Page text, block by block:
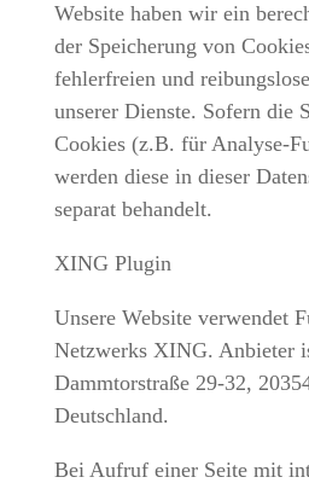
Website haben wir ein
der Speicherung von
fehlerfreien und
unserer Dienste. Sofern die
Cookies (z.B. für Analyse-
werden diese in dieser
separat behandelt.
XING Plugin
Unsere Website verwendet
Netzwerks XING. Anbieter
Dammtorstraße 29-32,
Deutschland.
Bei Aufruf einer Seite mit